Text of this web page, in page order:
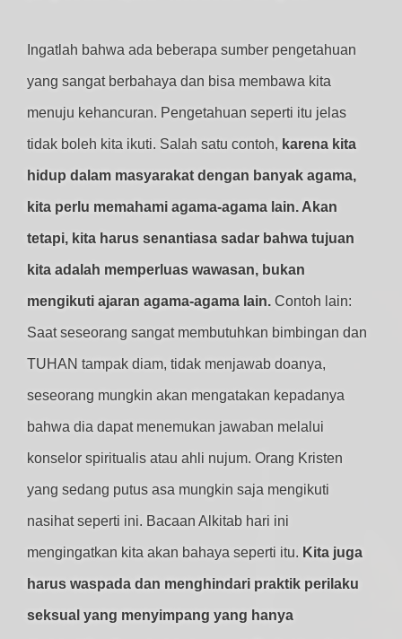
Ingatlah bahwa ada beberapa sumber pengetahuan
yang sangat berbahaya dan bisa membawa kita
menuju kehancuran. Pengetahuan seperti itu jelas
tidak boleh kita ikuti. Salah satu contoh, karena kita
hidup dalam masyarakat dengan banyak agama,
kita perlu memahami agama-agama lain. Akan
tetapi, kita harus senantiasa sadar bahwa tujuan
kita adalah memperluas wawasan, bukan
mengikuti ajaran agama-agama lain. Contoh lain:
Saat seseorang sangat membutuhkan bimbingan dan
TUHAN tampak diam, tidak menjawab doanya,
seseorang mungkin akan mengatakan kepadanya
bahwa dia dapat menemukan jawaban melalui
konselor spiritualis atau ahli nujum. Orang Kristen
yang sedang putus asa mungkin saja mengikuti
nasihat seperti ini. Bacaan Alkitab hari ini
mengingatkan kita akan bahaya seperti itu. Kita juga
harus waspada dan menghindari praktik perilaku
seksual yang menyimpang yang hanya